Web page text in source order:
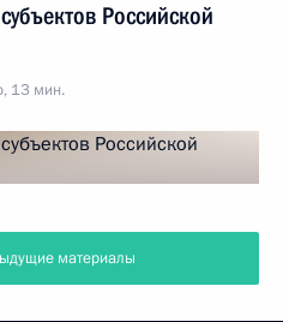
Российской
13 мин.
материалы